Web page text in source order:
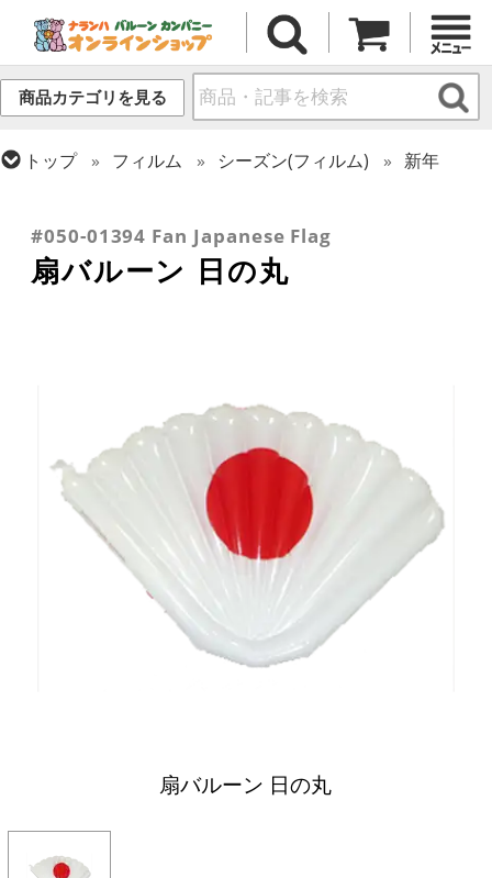
商品カテゴリを見る
トップ フィルム シーズン(フィルム)
新年
#050-01394 Fan Japanese Flag
扇バルーン 日の丸
扇バルーン 日の丸